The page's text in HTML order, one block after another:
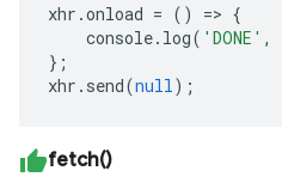
xhr .onload = () => {
console. log( 'DONE' ,
};
xhr . send(null );
fetch()